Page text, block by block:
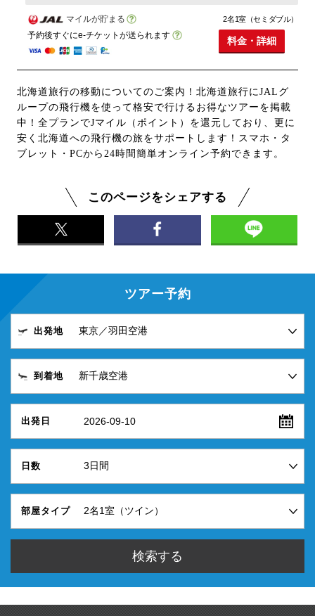
マイルが貯まる
予約後すぐにe-チケットが送られます
2名1室（セミダブル）
料金・詳細
北海道旅行の移動についてのご案内！北海道旅行にJALグ
ループの飛行機を使って格安で行けるお得なツアーを掲載
中！全プランでJマイル（ポイント）を還元しており、更に
安く北海道への飛行機の旅をサポートします！スマホ・タ
ブレット・PCから24時間簡単オンライン予約できます。
このページをシェアする
ツアー予約
出発地
到着地
出発日 2026-09-10
日数
部屋タイプ